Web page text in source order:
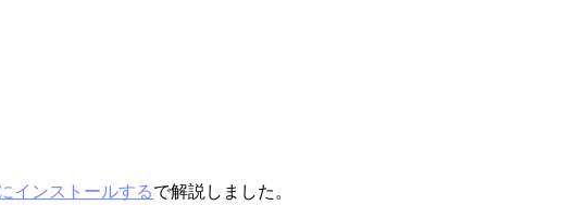
インストールするで解説しました。